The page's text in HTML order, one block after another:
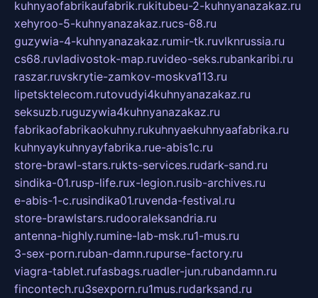
kuhnyaofabrikaufabrik.rukitubeu-2-kuhnyanazakaz.ru
xehyroo-5-kuhnyanazakaz.rucs-68.ru
guzywia-4-kuhnyanazakaz.rumir-tk.ruvlknrussia.ru
cs68.ruvladivostok-map.ruvideo-seks.rubankaribi.ru
raszar.ruvskrytie-zamkov-moskva113.ru
lipetsktelecom.rutovudyi4kuhnyanazakaz.ru
seksuzb.ruguzywia4kuhnyanazakaz.ru
fabrikaofabrikaokuhny.rukuhnyaekuhnyaafabrika.ru
kuhnyaykuhnyayfabrika.rue-abis1c.ru
store-brawl-stars.rukts-services.rudark-sand.ru
sindika-01.rusp-life.rux-legion.rusib-archives.ru
e-abis-1-c.rusindika01.ruvenda-festival.ru
store-brawlstars.rudooraleksandria.ru
antenna-highly.rumine-lab-msk.ru1-mus.ru
3-sex-porn.ruban-damn.rupurse-factory.ru
viagra-tablet.rufasbags.ruadler-jun.rubandamn.ru
fincontech.ru3sexporn.ru1mus.rudarksand.ru